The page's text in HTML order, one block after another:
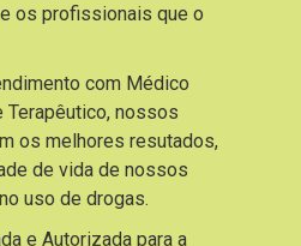
os profissionais que o
com Médico
nossos
os melhores resutados,
de vida de nossos
uso de drogas.
e Autorizada para a